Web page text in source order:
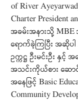
of River
Charter President
အခမ်းအနားသို့ MBE
ရောက်ခဲ့ကြပြီး အဆို
ဥက္ကဋ္ဌ ဦးမင်းဦး
အသင်းကိုယ်စား ဆော
အနေဖြင့် Basic
Community